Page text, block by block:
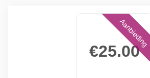
€25.00
Aanbieding